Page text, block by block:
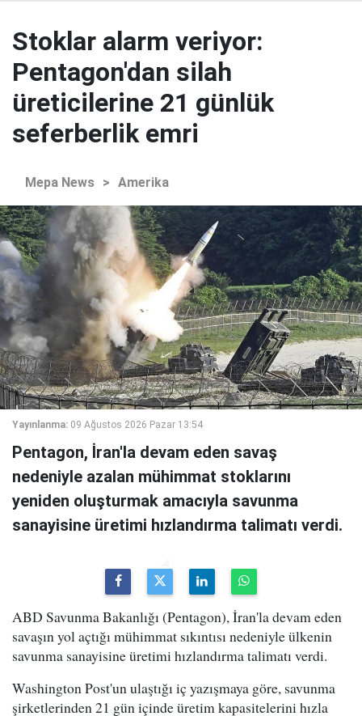
Stoklar alarm veriyor:
Pentagon'dan silah
üreticilerine 21 günlük
seferberlik emri
Mepa News > Amerika
Yayınlanma: 09 Ağustos 2026 Pazar 13:54
Pentagon, İran'la devam eden savaş
nedeniyle azalan mühimmat stoklarını
yeniden oluşturmak amacıyla savunma
sanayisine üretimi hızlandırma talimatı verdi.
ABD Savunma Bakanlığı (Pentagon), İran'la devam eden
savaşın yol açtığı mühimmat sıkıntısı nedeniyle ülkenin
savunma sanayisine üretimi hızlandırma talimatı verdi.
Washington Post'un ulaştığı iç yazışmaya göre, savunma
şirketlerinden 21 gün içinde üretim kapasitelerini hızla